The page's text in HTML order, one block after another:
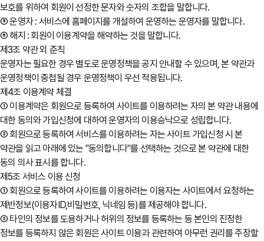
보호를 위하여 회원이 선정한 문자와 숫자의 조합을 말합니다.
⑤ 운영자 : 서비스에 홈페이지를 개설하여 운영하는 운영자를 말합니다.
⑥ 해지 : 회원이 이용계약을 해약하는 것을 말합니다.
제3조 약관 외 준칙
운영자는 필요한 경우 별도로 운영정책을 공지 안내할 수 있으며, 본 약관과
운영정책이 중첩될 경우 운영정책이 우선 적용됩니다.
제4조 이용계약 체결
① 이용계약은 회원으로 등록하여 사이트를 이용하려는 자의 본 약관 내용에
대한 동의와 가입신청에 대하여 운영자의 이용승낙으로 성립합니다.
② 회원으로 등록하여 서비스를 이용하려는 자는 사이트 가입신청 시 본
약관을 읽고 아래에 있는 "동의합니다"를 선택하는 것으로 본 약관에 대한
동의 의사 표시를 합니다.
제5조 서비스 이용 신청
① 회원으로 등록하여 사이트를 이용하려는 이용자는 사이트에서 요청하는
제반정보(이용자ID,비밀번호, 닉네임 등)를 제공해야 합니다.
② 타인의 정보를 도용하거나 허위의 정보를 등록하는 등 본인의 진정한
정보를 등록하지 않은 회원은 사이트 이용과 관련하여 아무런 권리를 주장할